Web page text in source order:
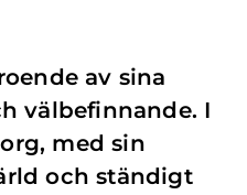
av sina
välbefinnande. I
med sin
och ständigt